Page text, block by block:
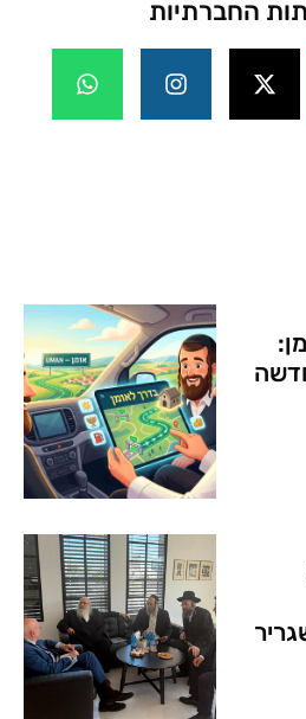
החברתיות